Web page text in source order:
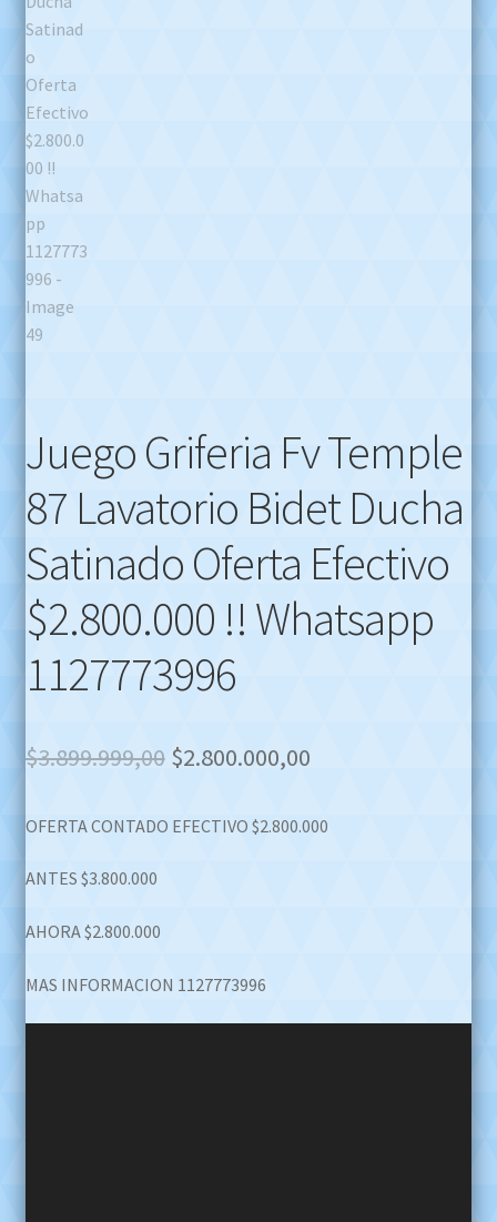
Juego Griferia Fv Temple
87 Lavatorio Bidet Ducha
Satinado Oferta Efectivo
$2.800.000 !! Whatsapp
1127773996
$3.899.999,00 Original
was:
$2.800.000,00Current
is:
OFERTA CONTADO EFECTIVO $2.800.000
ANTES $3.800.000
AHORA $2.800.000
MAS INFORMACION 1127773996